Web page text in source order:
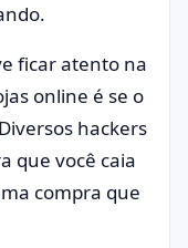
ficar atento na
online é se o
hackers
que você caia
compra que